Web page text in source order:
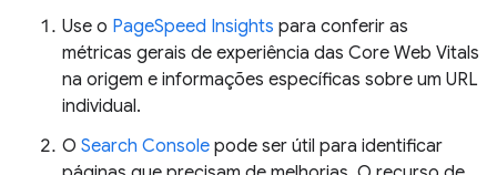
Use o PageSpeed Insights para conferir as
métricas gerais de experiência das Core Web Vitals
na origem e informações específicas sobre um URL
individual.
O Search Console pode ser útil para identificar